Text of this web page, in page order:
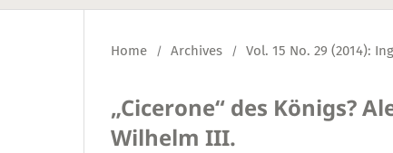
Home / Archives / Vol. 15 No. 29 (2014):
„Cicerone“ des Königs?
Wilhelm III.